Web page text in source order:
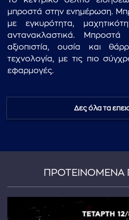
...πληκτρολογήστε κείμενο
μπροστά στην ενημέρωση.
με εγκυρότητα,
αντανακλαστικά.
αξιοπιστία, ουσία και
τεχνολογία, με τις πιο
εφαρμογές.
Δες όλα τα
ΠΡΟΤΕΙΝΟΜΕΝΑ